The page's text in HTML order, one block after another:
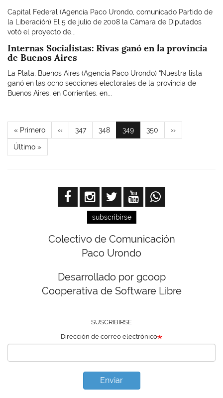
Capital Federal (Agencia Paco Urondo, comunicado Partido de
la Liberación) El 5 de julio de 2008 la Cámara de Diputados
votó el proyecto de...
Internas Socialistas: Rivas ganó en la provincia
de Buenos Aires
La Plata, Buenos Aires (Agencia Paco Urondo) “Nuestra lista
ganó en las ocho secciones electorales de la provincia de
Buenos Aires, en Corrientes, en...
Paginación
Primera
página
« Primero
Página
anterior
‹‹ Page
347 Page
348
Página
actual
349 Page
350
Siguiente
página
››
Última
página
Último »
subscribirse
Colectivo de Comunicación
Paco Urondo
Desarrollado por gcoop
Cooperativa de Software Libre
SUSCRIBIRSE
Dirección de correo electrónico
Enviar